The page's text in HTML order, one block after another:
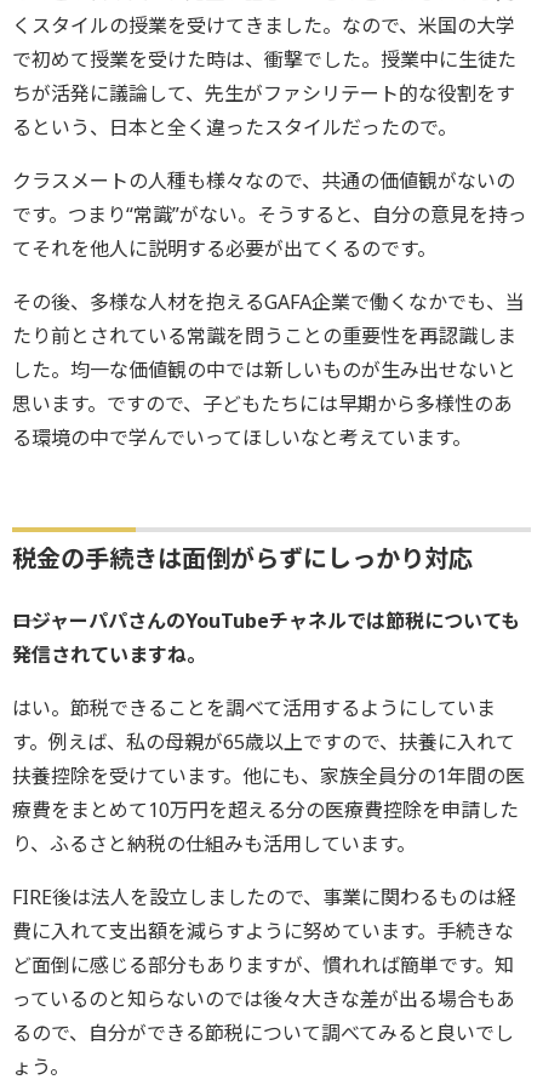
くスタイルの授業を受けてきました。なので、米国の大学
で初めて授業を受けた時は、衝撃でした。授業中に生徒た
ちが活発に議論して、先生がファシリテート的な役割をす
るという、日本と全く違ったスタイルだったので。
クラスメートの人種も様々なので、共通の価値観がないの
です。つまり“常識”がない。そうすると、自分の意見を持っ
てそれを他人に説明する必要が出てくるのです。
その後、多様な人材を抱えるGAFA企業で働くなかでも、当
たり前とされている常識を問うことの重要性を再認識しま
した。均一な価値観の中では新しいものが生み出せないと
思います。ですので、子どもたちには早期から多様性のあ
る環境の中で学んでいってほしいなと考えています。
税金の手続きは面倒がらずにしっかり対応
――ロジャーパパさんのYouTubeチャネルでは節税についても
発信されていますね。
はい。節税できることを調べて活用するようにしていま
す。例えば、私の母親が65歳以上ですので、扶養に入れて
扶養控除を受けています。他にも、家族全員分の1年間の医
療費をまとめて10万円を超える分の医療費控除を申請した
り、ふるさと納税の仕組みも活用しています。
FIRE後は法人を設立しましたので、事業に関わるものは経
費に入れて支出額を減らすように努めています。手続きな
ど面倒に感じる部分もありますが、慣れれば簡単です。知
っているのと知らないのでは後々大きな差が出る場合もあ
るので、自分ができる節税について調べてみると良いでし
ょう。